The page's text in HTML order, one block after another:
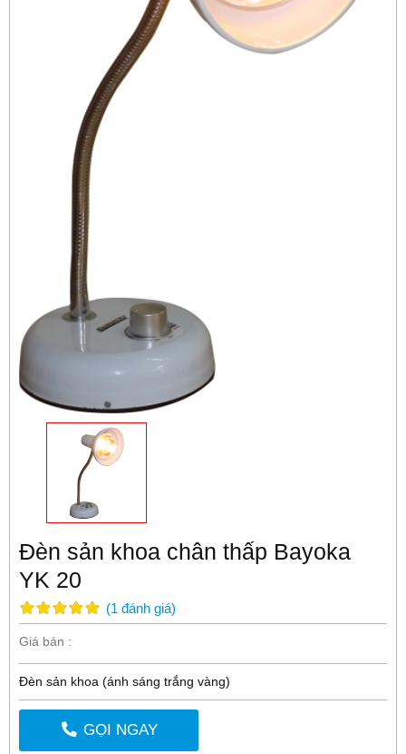
Đèn sản khoa chân thấp Bayoka
YK 20
(1 đánh giá)
Giá bán :
Đèn sản khoa (ánh sáng trắng vàng)
GỌI NGAY